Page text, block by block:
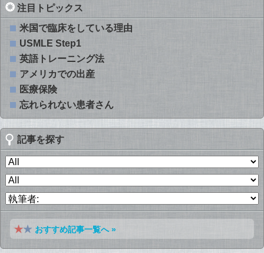
注目トピックス
米国で臨床をしている理由
USMLE Step1
英語トレーニング法
アメリカでの出産
医療保険
忘れられない患者さん
記事を探す
おすすめ記事一覧へ »